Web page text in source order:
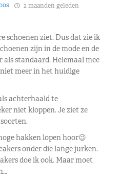
2 maanden geleden
schoenen ziet. Dus dat zie ik
zijn in de mode en de
als standaard. Helemaal mee
meer in het huidige
achterhaald te
niet kloppen. Je ziet ze
hakken lopen hoor😉
onder die lange jurken.
doe ik ook. Maar moet